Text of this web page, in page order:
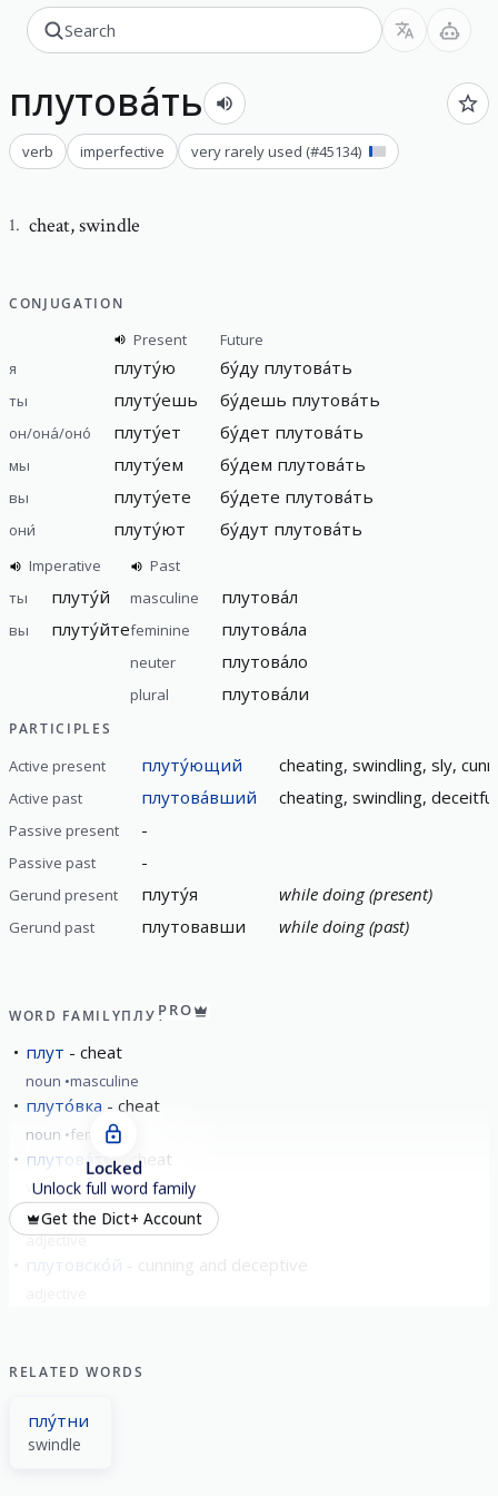
плутова́ть
verb imperfective very rarely used (#45134)
1. cheat,swindle
CONJUGATION
Present
Future
я
плуту́ю бу́ду плутова́ть
ты плуту́ешь бу́дешь плутова́ть
он/она́/оно́ плуту́ет бу́дет плутова́ть
мы плуту́ем бу́дем плутова́ть
вы плуту́ете бу́дете плутова́ть
они́ плуту́ют бу́дут плутова́ть
Imperative
ты
плуту́й
вы плуту́йте
Past
masculine
плутова́л
feminine плутова́ла
neuter плутова́ло
plural плутова́ли
PARTICIPLES
Active present плуту́ющий cheating, swindling, sly,
Active past плутова́вший cheating, swindling,
Passive present -
Passive past -
Gerund present плуту́я while doing (present)
Gerund past плутовавши while doing (past)
WORD FAMILYПЛУТPRO
плут cheat
noun masculine
плуто́вка cheat
noun feminine
плутова́ть cheat
verb imperfective
плутова́тый roguish
adjective
плутовско́й
Locked
Unlock full word family
Get the Dict+ Account
RELATED WORDS
плу́тни
swindle